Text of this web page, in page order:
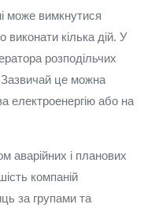
може вимкнутися
виконати кілька дій. У
розподільчих
це можна
електроенергію або на
аварійних і планових
компаній
за групами та